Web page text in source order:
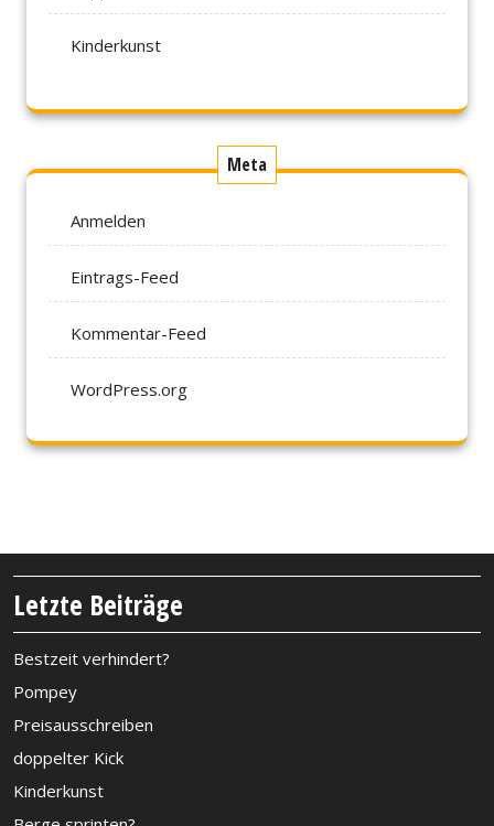
Kinderkunst
Meta
Anmelden
Eintrags-Feed
Kommentar-Feed
WordPress.org
Letzte Beiträge
Bestzeit verhindert?
Pompey
Preisausschreiben
doppelter Kick
Kinderkunst